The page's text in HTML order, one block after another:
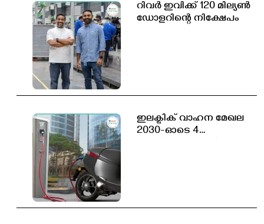
റിവർ ഇവിക്ക് 120 മില്യൺ
ഡോളറിന്റെ നിക്ഷേപം
ഇലക്ട്രിക് വാഹന മേഖല
2030-ഓടെ 4